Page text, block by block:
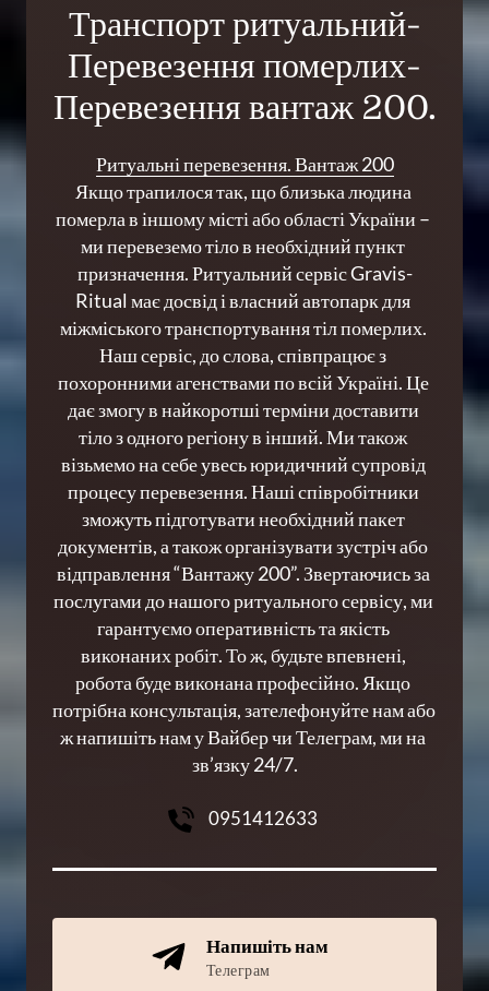
Транспорт ритуальний-
Перевезення померлих-
Перевезення вантаж 200.
Ритуальні перевезення. Вантаж 200
Якщо трапилося так, що близька людина
померла в іншому місті або області України –
ми перевеземо тіло в необхідний пункт
призначення. Ритуальний сервіс Gravis-
Ritual має досвід і власний автопарк для
міжміського транспортування тіл померлих.
Наш сервіс, до слова, співпрацює з
похоронними агенствами по всій Україні. Це
дає змогу в найкоротші терміни доставити
тіло з одного регіону в інший. Ми також
візьмемо на себе увесь юридичний супровід
процесу перевезення. Наші співробітники
зможуть підготувати необхідний пакет
документів, а також організувати зустріч або
відправлення “Вантажу 200”. Звертаючись за
послугами до нашого ритуального сервісу, ми
гарантуємо оперативність та якість
виконаних робіт. То ж, будьте впевнені,
робота буде виконана професійно. Якщо
потрібна консультація, зателефонуйте нам або
ж напишіть нам у Вайбер чи Телеграм, ми на
зв’язку 24/7.
0951412633
Напишіть нам
Телеграм